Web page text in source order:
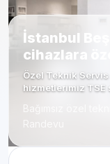
İstanbul
cihazlara
Özel Teknik Servis
hizmetlerimiz TSE
Bağımsız özel